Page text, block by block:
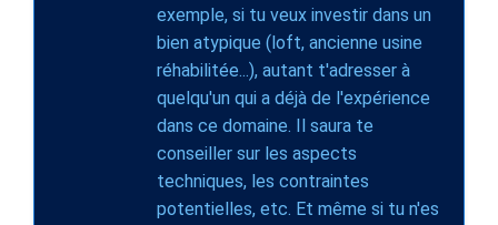
exemple, si tu veux investir dans un
bien atypique (loft, ancienne usine
réhabilitée...), autant t'adresser à
quelqu'un qui a déjà de l'expérience
dans ce domaine. Il saura te
conseiller sur les aspects
techniques, les contraintes
potentielles, etc. Et même si tu n'es